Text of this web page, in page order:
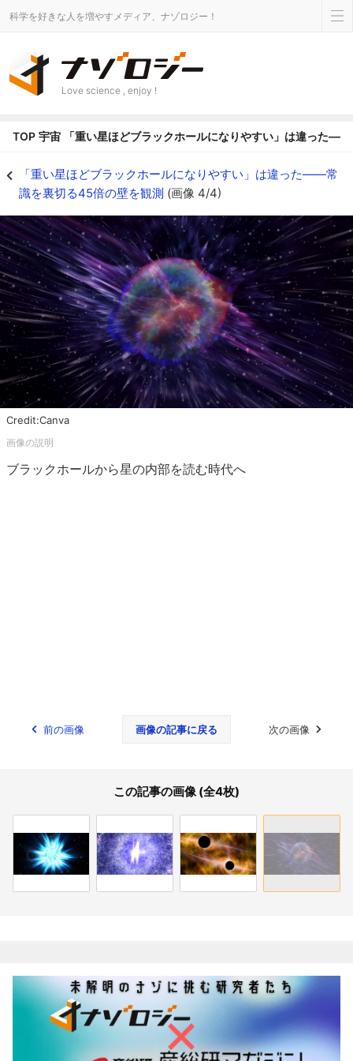
科学を好きな人を増やすメディア、ナゾロジー！
Love science , enjoy !
TOP 宇宙 「重い星ほどブラックホールになりやすい」は違った
「重い星ほどブラックホールになりやすい」は違った――常
識を裏切る45倍の壁を観測 (画像 4/4)
Credit:Canva
ブラックホールから星の内部を読む時代へ
前の画像 画像の記事に戻る 次の画像
この記事の画像 (全4枚)